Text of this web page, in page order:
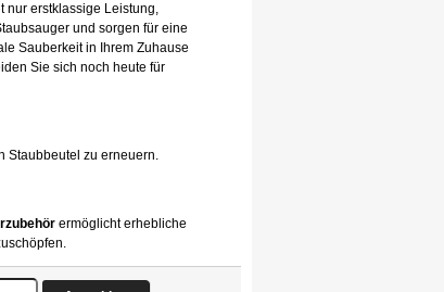
nur erstklassige Leistung,
und sorgen für eine
Sauberkeit in Ihrem Zuhause
Sie sich noch heute für
Staubbeutel zu erneuern.
ermöglicht erhebliche